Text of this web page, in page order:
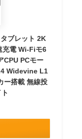
ブレット 2K
充電 Wi-Fiモ6
CPU PCモー
Widevine L1
ー搭載 無線投